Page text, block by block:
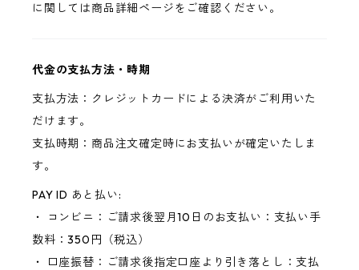
に関しては商品詳細ページをご確認ください。
代金の支払方法・時期
支払方法：クレジットカードによる決済がご利用いた
だけます。
支払時期：商品注文確定時にお支払いが確定いたしま
す。
PAY ID あと払い:
・ コンビニ：ご請求後翌月10日のお支払い：支払い手
数料：350円（税込）
・ 口座振替：ご請求後指定口座より引き落とし：支払